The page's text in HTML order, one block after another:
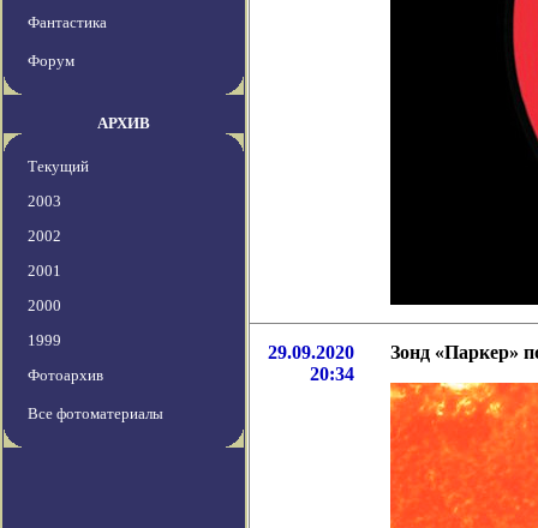
Фантастика
Форум
АРХИВ
Текущий
2003
2002
2001
2000
1999
Фотоархив
Все фотоматериалы
29.09.2020
20:34
Зонд «Паркер»